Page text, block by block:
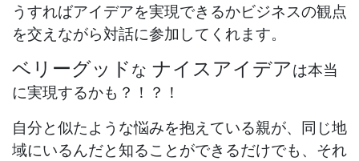
うすればアイデアを実現できるかビジネスの観点
を交えながら対話に参加してくれます。
ベリーグッド な ナイスアイデアは本当
に実現するかも？！？！
自分と似たような悩みを抱えている親が、同じ地
域にいるんだと知ることができるだけでも、それ